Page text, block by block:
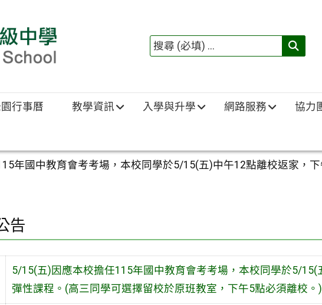
搜
填)
行事曆 教學資訊 入學與升學 網路服務 協力
年國中教育會考考場，本校同學於5/15(五)中午12點離校返家，
告
5/15(五)因應本校擔任115年國中教育會考考場，本校同學於5/
彈性課程。(高三同學可選擇留校於原班教室，下午5點必須離校。)